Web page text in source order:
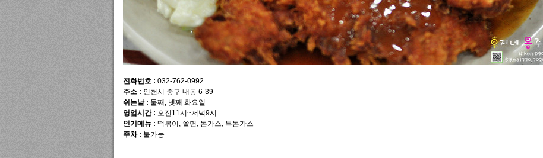
전화번호 : 032-762-0992
주소 : 인천시 중구 내동 6-39
쉬는날 : 둘째, 넷째 화요일
영업시간 : 오전11시~저녁9시
인기메뉴 : 떡볶이, 쫄면, 돈가스, 특돈가스
주차 : 불가능